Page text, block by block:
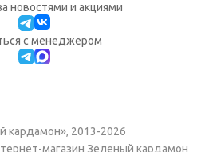
новостями и акциями
с менеджером
кардамон», 2013-2026
магазин Зеленый кардамон